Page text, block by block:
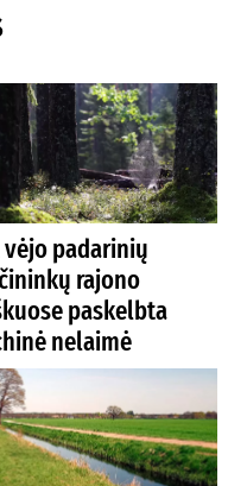
vėjo padarinių
rajono
paskelbta
nelaimė